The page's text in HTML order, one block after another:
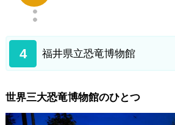
4 福井県立恐竜博物館
世界三大恐竜博物館のひとつ